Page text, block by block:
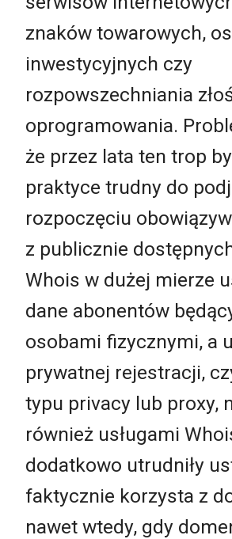
znaków towarowych,
inwestycyjnych czy
rozpowszechniania
oprogramowania.
że przez lata ten trop
praktyce trudny do
rozpoczęciu
z publicznie
Whois w dużej mierze
dane abonentów
osobami fizycznymi, a
prywatnej rejestracji,
typu privacy lub proxy,
również usługami
dodatkowo utrudniły
faktycznie korzysta z
nawet wtedy, gdy